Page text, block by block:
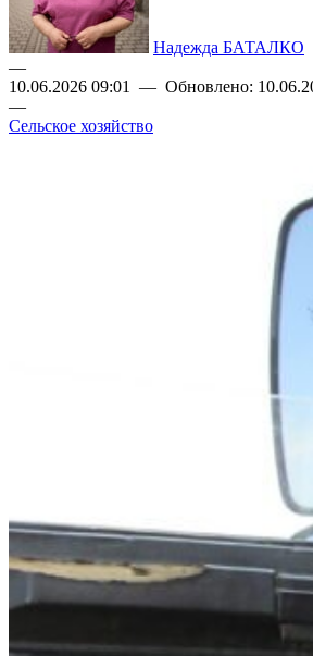
Надежда БАТАЛКО
—
10.06.2026 09:01 — Обновлено:
—
Сельское хозяйство